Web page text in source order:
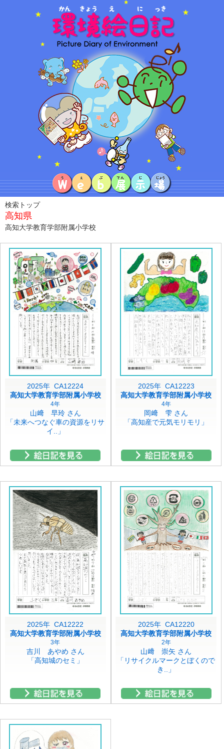
検索トップ
高知県
高知大学教育学部附属小学校
2025年 CA12224
高知大学教育学部附属小学校
4年
山﨑 早玲 さん
「未来へつなぐ車の資源をリサ
イ..」
2025年 CA12223
高知大学教育学部附属小学校
4年
岡﨑 雫 さん
「高知産で元気モリモリ」
2025年 CA12222
高知大学教育学部附属小学校
3年
吉川 あやめ さん
「高知城のセミ」
2025年 CA12220
高知大学教育学部附属小学校
2年
山﨑 崇矢 さん
「リサイクルマークとぼくので
き..」